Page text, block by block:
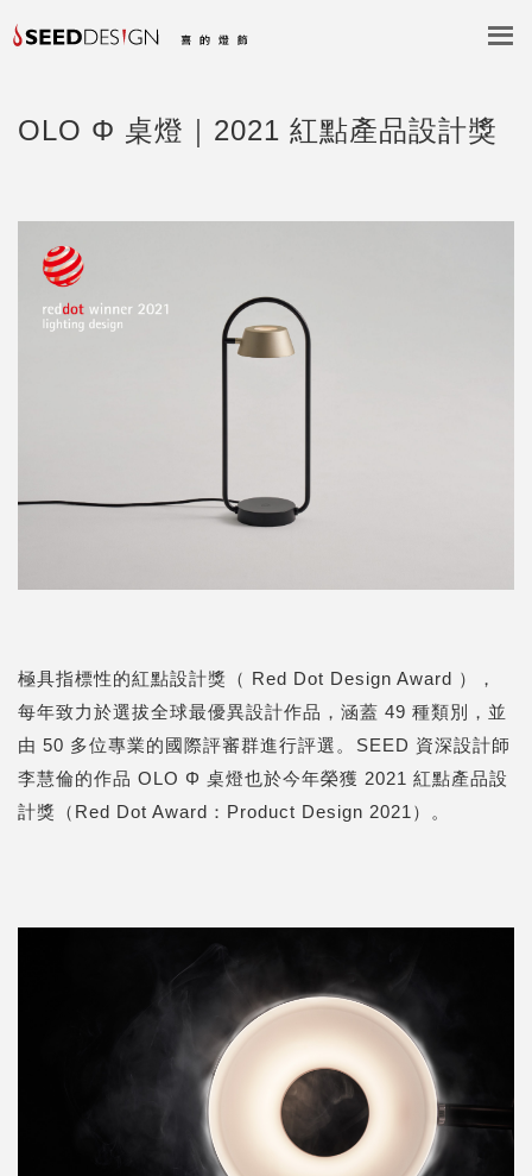
OLO Φ 桌燈｜2021 紅點產品設計獎
極具指標性的紅點設計獎（ Red Dot Design Award ），
每年致力於選拔全球最優異設計作品，涵蓋 49 種類別，並
由 50 多位專業的國際評審群進行評選。SEED 資深設計師
李慧倫的作品 OLO Φ 桌燈也於今年榮獲 2021 紅點產品設
計獎（Red Dot Award：Product Design 2021）。